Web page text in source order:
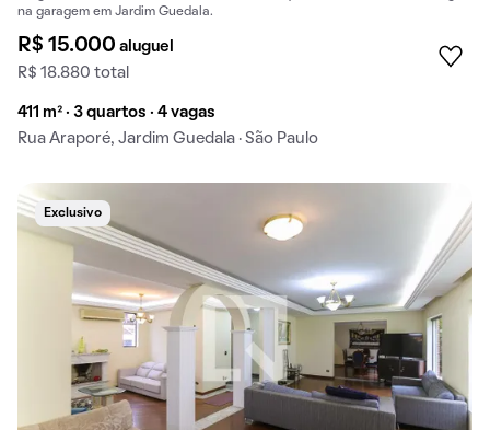
na garagem em Jardim Guedala.
R$ 15.000aluguel
R$ 18.880 total
411 m² · 3 quartos · 4 vagas
Rua Araporé, Jardim Guedala · São Paulo
Exclusivo